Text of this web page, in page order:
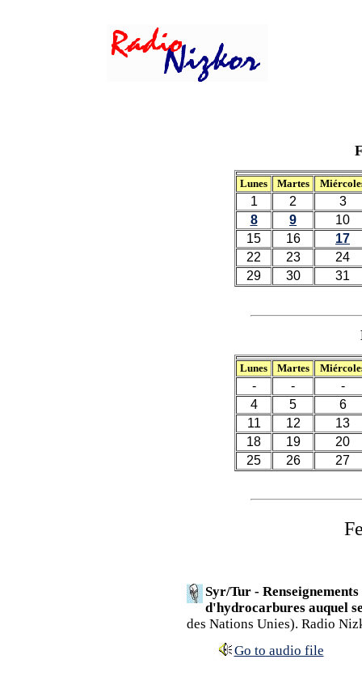
Lunes Martes
1 2
3
8
9
10
15
16
17
22
23
24
29
30 31
Lunes Martes
- -
-
4
5
6
11
12
13
18
19
20
25
26 27
Syr/Tur -
d'hydrocarbures auquel
des Nations Unies). Radio
Go to audio file